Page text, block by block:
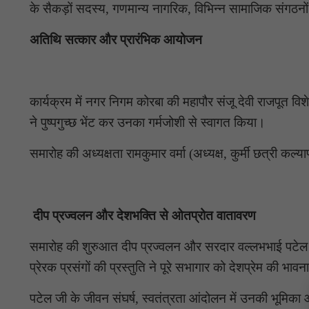
के सैकड़ों सदस्य, गणमान्य नागरिक, विभिन्न सामाजिक
अतिथि सत्कार और प्रारंभिक आयोजन
कार्यक्रम में नगर निगम कोरबा की महापौर संजू देवी राजपूत
ने पुष्पगुच्छ भेंट कर उनका गर्मजोशी से स्वागत किया।
समारोह की अध्यक्षता रामकुमार वर्मा (अध्यक्ष, कुर्मी छत्री
दीप प्रज्वलन और देशभक्ति से ओतप्रोत वातावरण
समारोह की शुरुआत दीप प्रज्वलन और सरदार वल्लभभाई पटेल
प्रेरक प्रसंगों की प्रस्तुति ने पूरे सभागार को देशप्रेम की
पटेल जी के जीवन संघर्ष, स्वतंत्रता आंदोलन में उनकी